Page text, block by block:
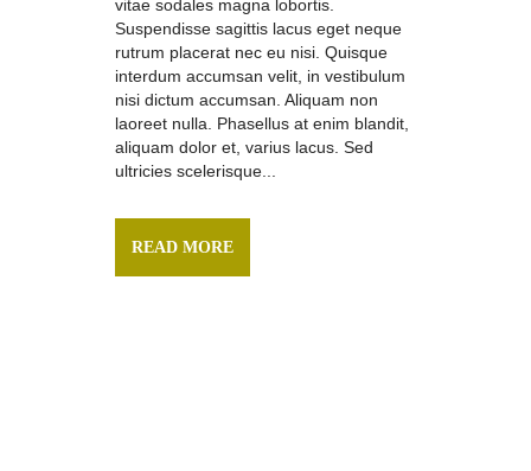
vitae sodales magna lobortis.
Suspendisse sagittis lacus eget neque
rutrum placerat nec eu nisi. Quisque
interdum accumsan velit, in vestibulum
nisi dictum accumsan. Aliquam non
laoreet nulla. Phasellus at enim blandit,
aliquam dolor et, varius lacus. Sed
ultricies scelerisque...
READ MORE